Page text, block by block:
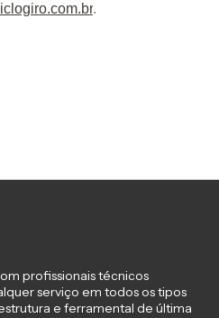
.
profissionais técnicos
serviço em todos os tipos
e ferramental de última